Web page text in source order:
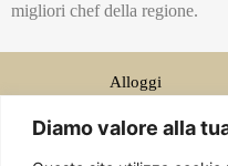
Diamo valore alla
migliori chef della regione.
Alloggi